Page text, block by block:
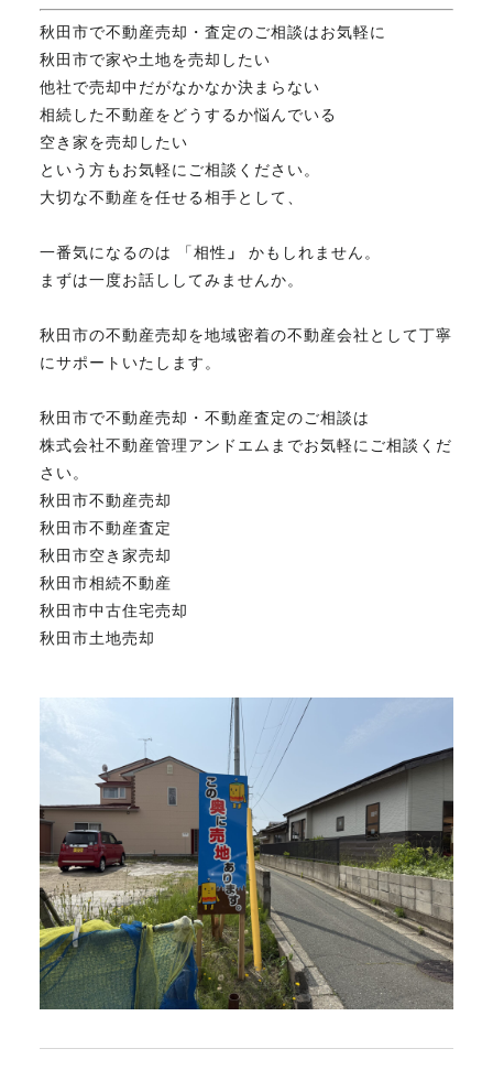
秋田市で不動産売却・査定のご相談はお気軽に
秋田市で家や土地を売却したい
他社で売却中だがなかなか決まらない
相続した不動産をどうするか悩んでいる
空き家を売却したい
という方もお気軽にご相談ください。
大切な不動産を任せる相手として、
一番気になるのは 「相性 」
かもしれません。
まずは一度お話ししてみませんか。
秋田市の不動産売却を地域密着の不動産会社として丁寧
にサポートいたします。
秋田市で不動産売却・不動産査定のご相談は
株式会社不動産管理アンドエムまでお気軽にご相談くだ
さい。
秋田市不動産売却
秋田市不動産査定
秋田市空き家売却
秋田市相続不動産
秋田市中古住宅売却
秋田市土地売却